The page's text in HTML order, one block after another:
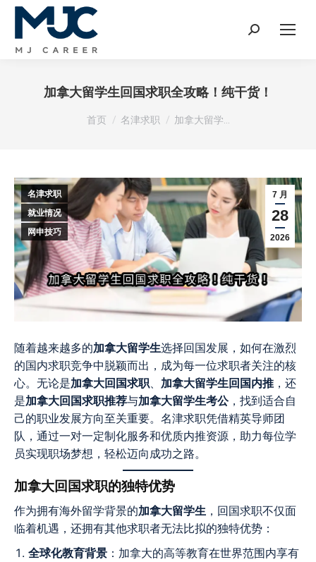
Search:
加拿大留学生回国求职全攻略！纯干货！
您在这里：
首页 名津求职 加拿大留学…
7 月
28
2026
名津求职
就业情况
网申技巧
随着越来越多的加拿大留学生选择回国发展，如何在激烈
的国内求职竞争中脱颖而出，成为每一位求职者关注的核
心。无论是加拿大回国求职 加拿大留学生回国内推 ，还
是加拿大回国求职推荐与加拿大留学生考公，找到适合自
己的职业发展方向至关重要。名津求职凭借精英导师团
队，通过一对一定制化服务和优质内推资源，助力每位学
员实现职场梦想，轻松迈向成功之路。
加拿大回国求职的独特优势
作为拥有海外留学背景的加拿大留学生 ，回国求职不仅面
临着机遇，还拥有其他求职者无法比拟的独特优势：
全球化教育背景 ：加拿大的高等教育在世界范围内享有